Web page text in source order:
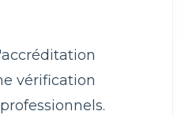
vérification